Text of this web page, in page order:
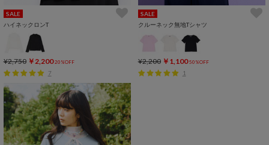
SALE
ハイネックロンT
¥2,750 ￥2,200 20%OFF
7
SALE
クルーネック無地Tシャツ
¥2,200 ￥1,100 50%OFF
1